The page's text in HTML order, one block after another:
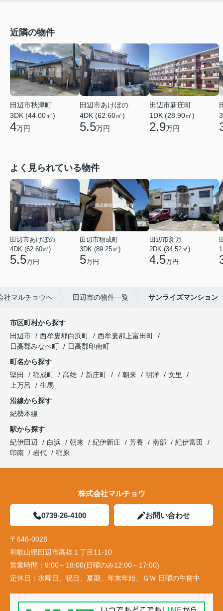
近隣の物件
田辺市秋津町
3DK (44.00㎡)
4万円
田辺市あけぼの
4DK (62.60㎡)
5.5万円
田辺市新庄町
1DK (28.90㎡)
2.9万円
よく見られている物件
田辺市あけぼの
4DK (62.60㎡)
5.5万円
田辺市稲成町
3DK (89.25㎡)
5万円
田辺市新万
2DK (34.52㎡)
4.5万円
社マルチョウへ 田辺市の物件一覧 サンライズマンション
市区町村から探す
田辺市
西牟婁郡白浜町
西牟婁郡上富田町
日高郡みなべ町
日高郡印南町
町名から探す
堅田
稲成町 高雄 新庄町 朝来 明洋
文里
上万呂
生馬
沿線から探す
紀勢本線
駅から探す
紀伊田辺
白浜 朝来 紀伊新庄 芳養 南部
紀伊富田
印南
岩代 稲原
株式会社マルチョウ
0739-26-4100 お問い合わせ
〒646-0028
和歌山県田辺市高雄１丁目11-10
営業時間： 9:00～18:00(日曜のみ12:00～17:00)
定休日： 水曜日、祝日、夏期、年末年始、ＧＷ 日曜の午前中